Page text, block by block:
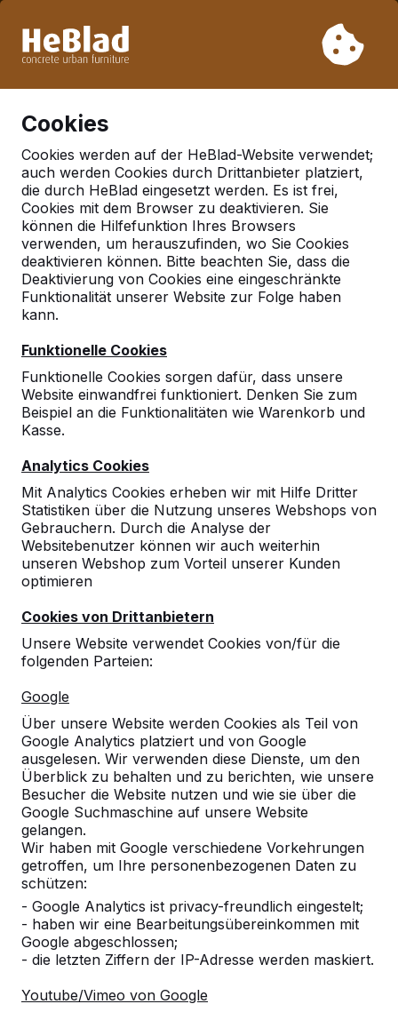
Woche 33 nicht. Bitte berücksichtigen Sie daher längere
Cookies
Cookies werden auf der HeBlad-Website verwendet;
auch werden Cookies durch Drittanbieter platziert,
die durch HeBlad eingesetzt werden. Es ist frei,
Cookies mit dem Browser zu deaktivieren. Sie
können die Hilfefunktion Ihres Browsers
verwenden, um herauszufinden, wo Sie Cookies
deaktivieren können. Bitte beachten Sie, dass die
Deaktivierung von Cookies eine eingeschränkte
Funktionalität unserer Website zur Folge haben
kann.
Funktionelle Cookies
Funktionelle Cookies sorgen dafür, dass unsere
Website einwandfrei funktioniert. Denken Sie zum
Beispiel an die Funktionalitäten wie Warenkorb und
Kasse.
Analytics Cookies
Mit Analytics Cookies erheben wir mit Hilfe Dritter
Statistiken über die Nutzung unseres Webshops von
Gebrauchern. Durch die Analyse der
Websitebenutzer können wir auch weiterhin
unseren Webshop zum Vorteil unserer Kunden
optimieren
Cookies von Drittanbietern
Unsere Website verwendet Cookies von/für die
folgenden Parteien:
Google
Über unsere Website werden Cookies als Teil von
Google Analytics platziert und von Google
ausgelesen. Wir verwenden diese Dienste, um den
Überblick zu behalten und zu berichten, wie unsere
Besucher die Website nutzen und wie sie über die
Google Suchmaschine auf unsere Website
gelangen.
Wir haben mit Google verschiedene Vorkehrungen
getroffen, um Ihre personenbezogenen Daten zu
schützen:
- Google Analytics ist privacy-freundlich eingestelt;
- haben wir eine Bearbeitungsübereinkommen mit
Google abgeschlossen;
- die letzten Ziffern der IP-Adresse werden maskiert.
Youtube/Vimeo von Google
Spieltische
Multi-Spieltisch Standard
Multi-Spieltisch(1-3-2) Standard
€ 3.150,00 exkl. MwSt.
Eine Variante auswählen: